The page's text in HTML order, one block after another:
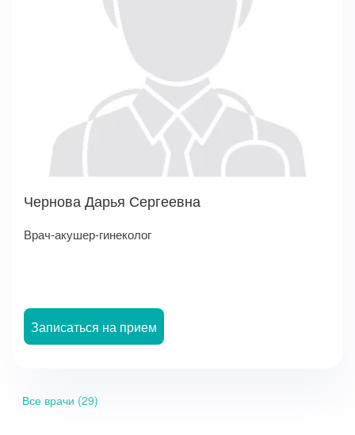
Чернова Дарья Сергеевна
Врач-акушер-гинеколог
Записаться на прием
Все врачи (29)